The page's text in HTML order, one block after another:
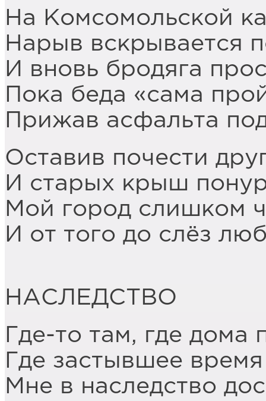
На Комсомольской
Нарыв вскрывается
И вновь бродяга
Пока беда «сама
Прижав асфальта
Оставив почести
И старых крыш
Мой город слишком
И от того до слёз
НАСЛЕДСТВО
Где-то там, где
Где застывшее
Мне в наследство